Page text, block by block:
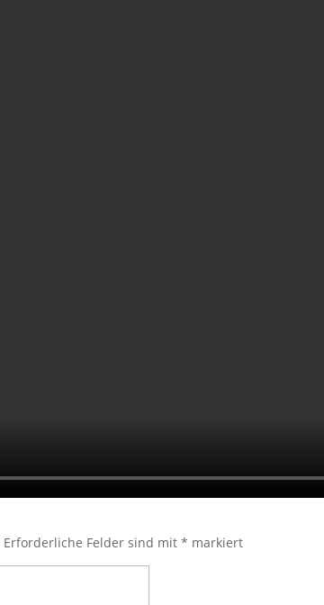
Erforderliche Felder sind mit* markiert